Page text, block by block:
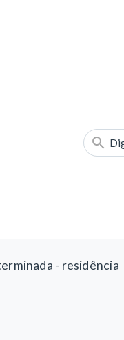
- residência